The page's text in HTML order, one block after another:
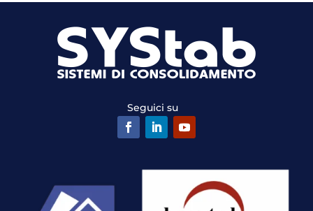
Seguici su